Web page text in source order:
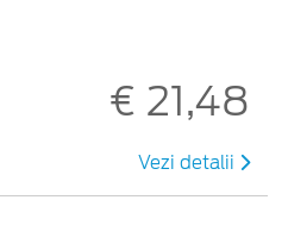
€ 21,48
Vezi detalii